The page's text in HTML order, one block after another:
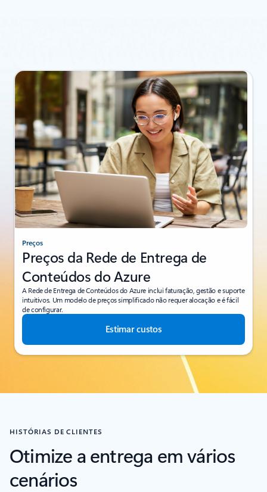
Preços
Preços da Rede de Entrega de
Conteúdos do Azure
A Rede de Entrega de Conteúdos do Azure inclui faturação, gestão e suporte
intuitivos. Um modelo de preços simplificado não requer alocação e é fácil
de configurar.
Estimar custos
HISTÓRIAS DE CLIENTES
Otimize a entrega em vários
cenários